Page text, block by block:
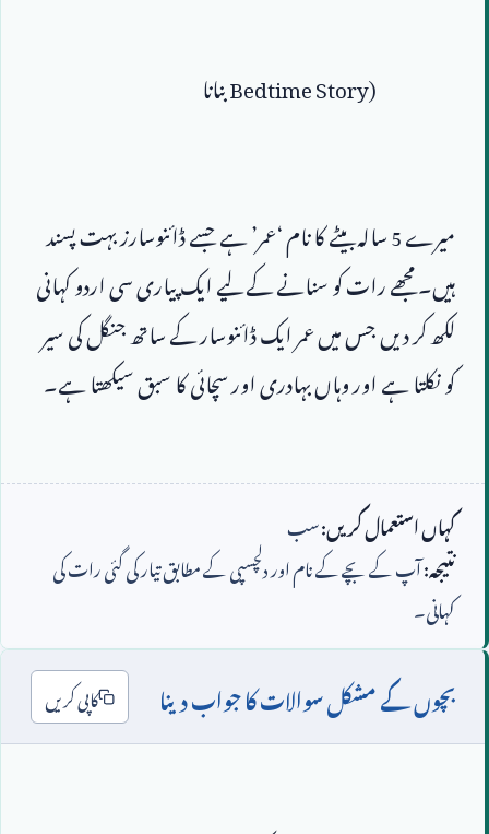
Bedtime Story)
میرے 5
سالہ بیٹے کا نام ‘عمر’ ہے جسے ڈائنوسارز بہت پسند
کہاں استعمال کریں:سب
نتیجہ:آپ کے بچے کے نام اور دلچسپی کے مطابق تیار کی گئی رات کی
کہانی۔
بچوں کے مشکل سوالات کا جواب دینا کاپی کریں